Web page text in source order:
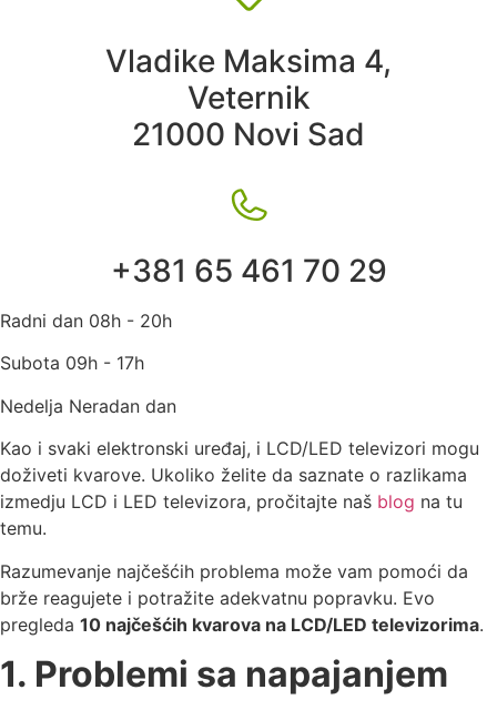
Vladike Maksima 4,
Veternik
21000 Novi Sad
+381 65 461 70 29
Radni dan 08h - 20h
Subota 09h - 17h
Nedelja Neradan dan
Kao i svaki elektronski uređaj, i LCD/LED televizori mogu
doživeti kvarove. Ukoliko želite da saznate o razlikama
izmedju LCD i LED televizora, pročitajte naš blog na tu
temu.
Razumevanje najčešćih problema može vam pomoći da
brže reagujete i potražite adekvatnu popravku. Evo
pregleda 10 najčešćih kvarova na LCD/LED televizorima.
1. Problemi sa napajanjem